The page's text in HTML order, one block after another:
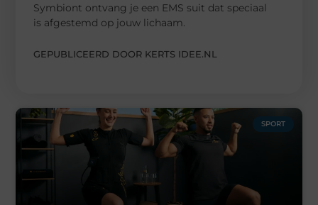
Symbiont ontvang je een EMS suit dat speciaal
is afgestemd op jouw lichaam.
GEPUBLICEERD DOOR KERTS IDEE.NL
SPORT